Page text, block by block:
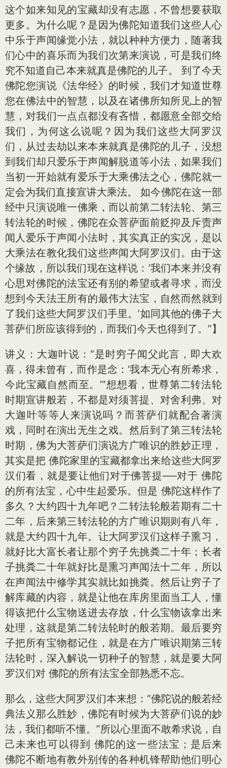
这个如来知见的宝藏却没有志愿，不曾想要获取
更多。为什么呢？是因为佛陀知道我们这些人心
中乐于声闻缘觉小法，就以种种方便力，随著我
们心中的喜乐而为我们次第来演说，可是我们终
究不知道自己本来就真是佛陀的儿子。 到了今天
佛陀您演说《法华经》的时候，我们才知道世尊
您在佛法中的智慧，以及在诸佛所知所见上的智
慧，对我们一点点都没有吝惜，都愿意全部交给
我们，为何这么说呢？因为我们这些大阿罗汉
们，从过去劫以来本来就真是佛陀的儿子，没想
到我们却只爱乐于声闻解脱道等小法，如果我们
当初一开始就有爱乐于大乘佛法之心，佛陀就一
定会为我们直接宣讲大乘法。 如今佛陀在这一部
经中只演说唯一佛乘，而以前第二转法轮、第三
转法轮的时候，佛陀在众菩萨面前贬抑及斥责声
闻人爱乐于声闻小法时，其实真正的实况，是以
大乘法在教化我们这些声闻大阿罗汉们。由于这
个缘故，所以我们现在这样说：‘我们本来并没有
心思对佛陀的法宝还有别的希望或者寻求，而没
想到今天法王所有的最伟大法宝，自然而然就到
了我们这些大阿罗汉们手里。’如同其他的佛子大
菩萨们所应该得到的，而我们今天也得到了。”】
讲义：大迦叶说：“是时穷子闻父此言，即大欢
喜，得未曾有，而作是念：‘我本无心有所希求，
今此宝藏自然而至。’”想想看，世尊第二转法轮
时期宣讲般若，不都是对须菩提、对舍利弗、对
大迦叶等等人来演说吗？而菩萨们就配合著演
戏，同时在演出无生之戏。然后到了第三转法轮
时期，佛为大菩萨们演说方广唯识的胜妙正理，
其实是把 佛陀家里的宝藏都拿出来给这些大阿罗
汉们看，就是要让他们对于佛菩提──对于 佛陀
的所有法宝，心中生起爱乐。但是 佛陀这样作了
多久？大约四十九年吧？二转法轮般若期有二十
二年，后来第三转法轮的方广唯识期则有八年，
就是大约四十九年。让大阿罗汉们这样子熏习，
就好比大富长者让那个穷子先挑粪二十年；长者
子挑粪二十年就好比是熏习声闻法十二年，所以
在声闻法中修学其实就比如挑粪。然后让穷子了
解库藏的内容，就是让他在库房里面当工人，懂
得该把什么宝物送进去存放，什么宝物该拿出来
处理，这就是第二转法轮时的般若期。最后要穷
子把所有宝物都记住，就是在方广唯识期第三转
法轮时，深入解说一切种子的智慧，就是要大阿
罗汉们对 佛陀的所有法宝全部熟悉不忘。
那么，这些大阿罗汉们本来想：“佛陀说的般若经
典法义那么胜妙，佛陀有时候为大菩萨们说的妙
法，我们都听不懂。”所以心里面不敢希求说，自
己未来也可以得到 佛陀的这一些法宝；是后来
佛陀不断地有教外别传的各种机锋帮助他们明心